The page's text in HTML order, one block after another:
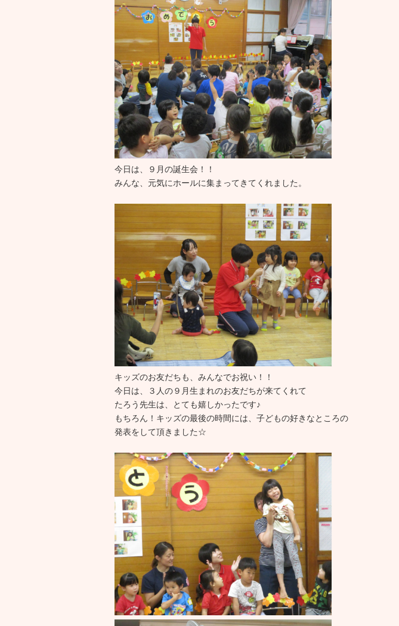
今日は、９月の誕生会！！
みんな、元気にホールに集まってきてくれました。
キッズのお友だちも、みんなでお祝い！！
今日は、３人の９月生まれのお友だちが来てくれて
たろう先生は、とても嬉しかったです♪
もちろん！キッズの最後の時間には、子どもの好きなところの
発表をして頂きました☆